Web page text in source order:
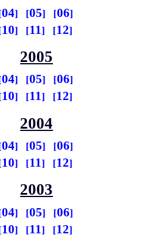
04 05
06
10 11 12
2005
04 05
06
10 11 12
2004
04 05
06
10 11 12
2003
04 05
06
10 11 12